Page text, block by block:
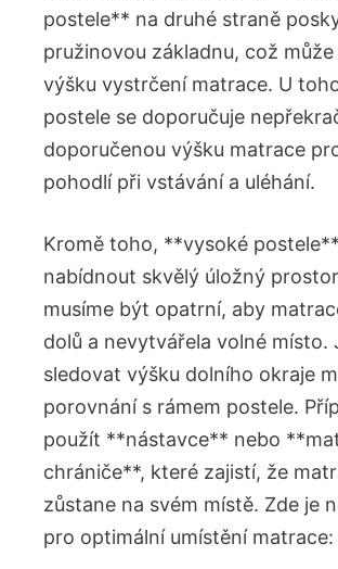
postele** na druhé straně
pružinovou základnu, což
výšku vystrčení matrace. U
postele se doporučuje
doporučenou výšku matrace
pohodlí při vstávání a uléhání.
Kromě toho, **vysoké
nabídnout skvělý úložný
musíme být opatrní, aby
dolů a nevytvářela volné místo.
sledovat výšku dolního okraje
porovnání s rámem postele.
použít **nástavce** nebo
chrániče**, které zajistí, že
zůstane na svém místě. Zde je
pro optimální umístění matrace: